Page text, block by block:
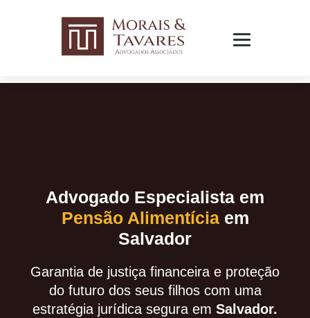
Advogado Especialista em
Pensão Alimentíciaem
Salvador
Garantia de justiça financeira e proteção
do futuro dos seus filhos com uma
estratégia jurídica segura em Salvador.